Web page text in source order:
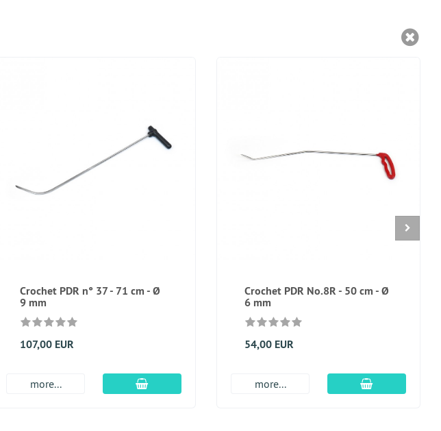
Crochet PDR n° 37 - 71 cm - Ø
9 mm
107,00 EUR
more... Ajouter au panier
Crochet PDR No.8R - 50 cm - Ø
6 mm
54,00 EUR
more... Ajouter au